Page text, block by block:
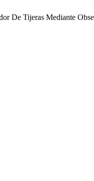
De Tijeras Mediante